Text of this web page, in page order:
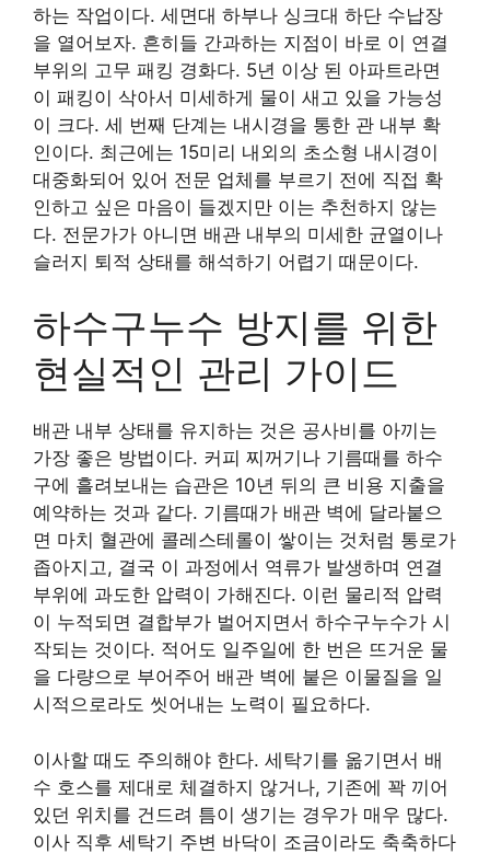
하는 작업이다. 세면대 하부나 싱크대 하단 수납장
을 열어보자. 흔히들 간과하는 지점이 바로 이 연결
부위의 고무 패킹 경화다. 5년 이상 된 아파트라면
이 패킹이 삭아서 미세하게 물이 새고 있을 가능성
이 크다. 세 번째 단계는 내시경을 통한 관 내부 확
인이다. 최근에는 15미리 내외의 초소형 내시경이
대중화되어 있어 전문 업체를 부르기 전에 직접 확
인하고 싶은 마음이 들겠지만 이는 추천하지 않는
다. 전문가가 아니면 배관 내부의 미세한 균열이나
슬러지 퇴적 상태를 해석하기 어렵기 때문이다.
하수구누수 방지를 위한
현실적인 관리 가이드
배관 내부 상태를 유지하는 것은 공사비를 아끼는
가장 좋은 방법이다. 커피 찌꺼기나 기름때를 하수
구에 흘려보내는 습관은 10년 뒤의 큰 비용 지출을
예약하는 것과 같다. 기름때가 배관 벽에 달라붙으
면 마치 혈관에 콜레스테롤이 쌓이는 것처럼 통로가
좁아지고, 결국 이 과정에서 역류가 발생하며 연결
부위에 과도한 압력이 가해진다. 이런 물리적 압력
이 누적되면 결합부가 벌어지면서 하수구누수가 시
작되는 것이다. 적어도 일주일에 한 번은 뜨거운 물
을 다량으로 부어주어 배관 벽에 붙은 이물질을 일
시적으로라도 씻어내는 노력이 필요하다.
이사할 때도 주의해야 한다. 세탁기를 옮기면서 배
수 호스를 제대로 체결하지 않거나, 기존에 꽉 끼어
있던 위치를 건드려 틈이 생기는 경우가 매우 많다.
이사 직후 세탁기 주변 바닥이 조금이라도 축축하다